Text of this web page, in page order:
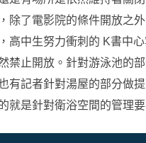
除了電影院的條件開放之
高中生努力衝刺的 K書中
禁止開放。針對游泳池的
有記者針對湯屋的部分做
就是針對衛浴空間的管理要